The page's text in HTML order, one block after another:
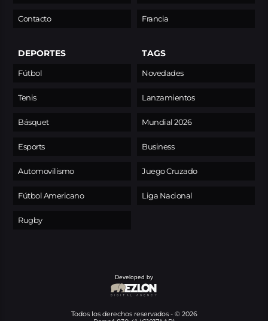
Contacto Francia
DEPORTES
Fútbol
Tenis
Básquet
Esports
Automovilismo
Fútbol Americano
Rugby
TAGS
Novedades
Lanzamientos
Mundial 2026
Business
Juego Cruzado
Liga Nacional
Developed by
Todos los derechos reservados - © 2026